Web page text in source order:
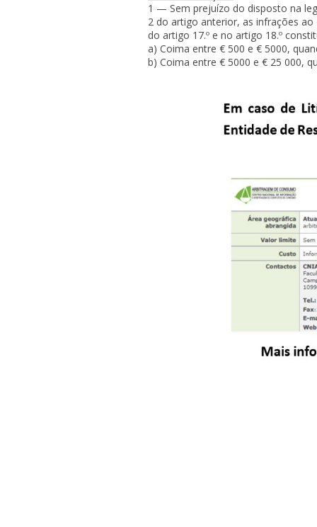
1 — Sem prejuízo do disposto na
2 do artigo anterior, as infrações ao
do artigo 17.º e no artigo 18.º
a) Coima entre € 500 e € 5000,
b) Coima entre € 5000 e € 25 000,